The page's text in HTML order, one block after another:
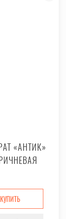
«АНТИК»
КУПИТЬ